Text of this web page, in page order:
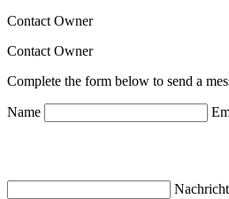
Contact Owner
Contact Owner
Complete the form below to send a
Name
Nachricht